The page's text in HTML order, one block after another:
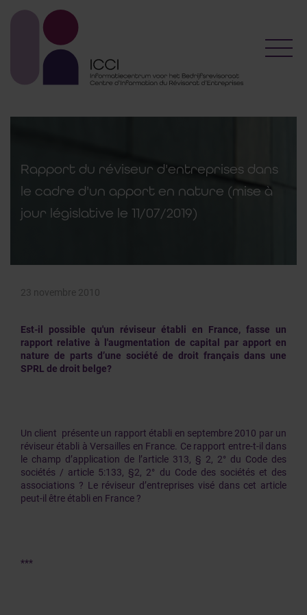
Rapport du réviseur d'entreprises dans
le cadre d'un apport en nature (mise à
jour législative le 11/07/2019)
23 novembre 2010
Est-il possible qu'un réviseur établi en France, fasse un
rapport relative à l'augmentation de capital par apport en
nature de parts d’une société de droit français dans une
SPRL de droit belge?
Un client présente un rapport établi en septembre 2010 par un
réviseur établi à Versailles en France. Ce rapport entre-t-il dans
le champ d’application de l’article 313, § 2, 2° du Code des
sociétés / article 5:133, §2, 2° du Code des sociétés et des
associations ? Le réviseur d’entreprises visé dans cet article
peut-il être établi en France ?
***